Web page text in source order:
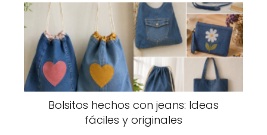
Bolsitos hechos con jeans: Ideas
fáciles y originales